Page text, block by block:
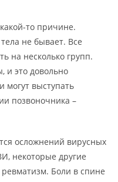
то причине.
не бывает. Все
на несколько групп.
и это довольно
могут выступать
позвоночника –
осложнений вирусных
некоторые другие
Боли в спине